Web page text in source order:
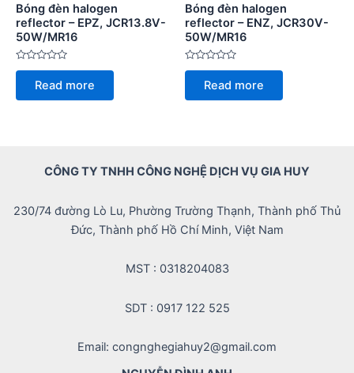
Bóng đèn halogen
reflector – EPZ, JCR13.8V-
50W/MR16
Rated
of
Read more
Bóng đèn halogen
reflector – ENZ, JCR30V-
50W/MR16
Rated
of
Read more
CÔNG TY TNHH CÔNG NGHỆ DỊCH VỤ GIA HUY
230/74 đường Lò Lu, Phường Trường Thạnh, Thành phố Thủ
Đức, Thành phố Hồ Chí Minh, Việt Nam
MST : 0318204083
SDT : 0917 122 525
Email: congnghegiahuy2@gmail.com